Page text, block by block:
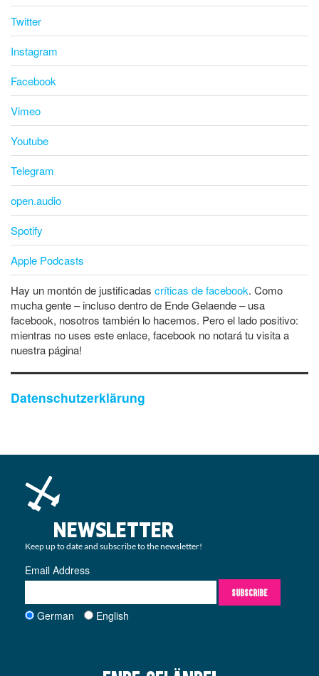
Twitter
Instagram
Facebook
Vimeo
Youtube
Telegram
open.audio
Spotify
Apple Podcasts
Hay un montón de justificadas críticas de facebook. Como
mucha gente – incluso dentro de Ende Gelaende – usa
facebook, nosotros también lo hacemos. Pero el lado positivo:
mientras no uses este enlace, facebook no notará tu visita a
nuestra página!
Datenschutzerklärung
NEWSLETTER
Keep up to date and subscribe to the newsletter!
Email Address
SUBSCRIBE
German English